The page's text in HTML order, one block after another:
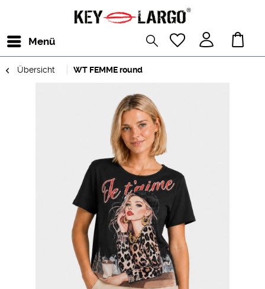
Menü
Übersicht WT FEMME round